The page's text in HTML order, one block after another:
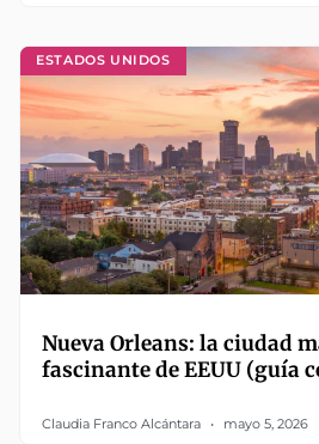
ESTADOS UNIDOS
Nueva Orleans: la ciudad
fascinante de EEUU (guía
Claudia Franco Alcántara mayo 5, 2026